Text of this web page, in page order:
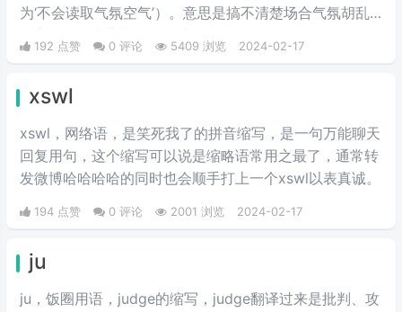
为‘不会读取气氛空气’）。意思是搞不清楚场合气氛胡乱
发言而扫了大家兴致的行为。
192 点赞 0 评论 5409 浏览 2024-02-17
xswl
xswl，网络语，是笑死我了的拼音缩写，是一句万能聊天
回复用句，这个缩写可以说是缩略语常用之最了，通常转
发微博哈哈哈哈的同时也会顺手打上一个xswl以表真诚。
194 点赞 0 评论 2001 浏览 2024-02-17
ju
ju，饭圈用语，judge的缩写，judge翻译过来是批判、攻